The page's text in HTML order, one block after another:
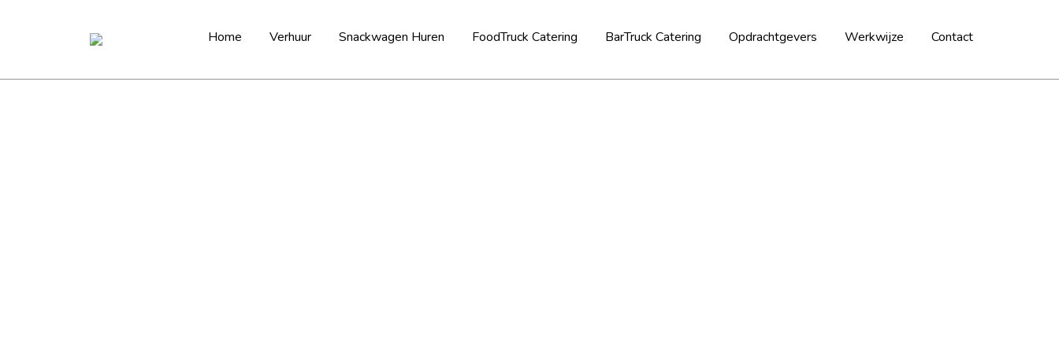
Home Verhuur Snackwagen Huren FoodTruck Catering BarTruck Catering Opdrachtgevers Werkwijze Contact